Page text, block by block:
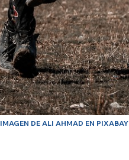
IMAGEN DE ALI AHMAD EN PIXABAY